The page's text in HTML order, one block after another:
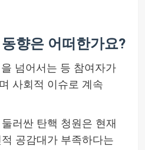
향은 어떠한가요?
넘어서는 등 참여자가
사회적 이슈로 계속
러싼 탄핵 청원은 현재
공감대가 부족하다는